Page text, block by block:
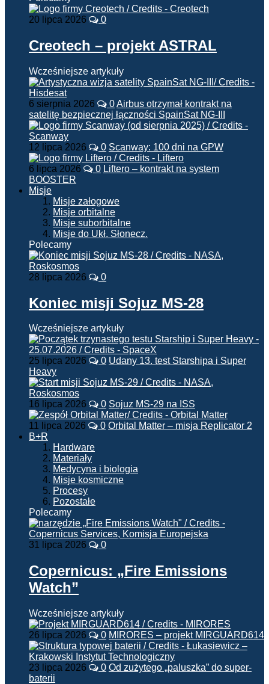
20 lipca 2026 0
Creotech – projekt ASTRAL
Wcześniejsze artykuły
6 sierpnia 2026 0Airbus otrzymał kontrakt na
satelitę bezpiecznej łączności SpainSat NG-III
12 lipca 2026 0 Scanway: 100 dni na GPW
6 lipca 2026 0 Liftero – kontrakt na system
BOOSTER
Misje
Misje załogowe
Misje orbitalne
Misje suborbitalne
Misje do Ukł. Słonecz.
Polecamy
28 lipca 2026 0
Koniec misji Sojuz MS-28
Wcześniejsze artykuły
25 lipca 2026 0 Udany 13. test Starshipa i Super
Heavy
16 lipca 2026 0 Sojuz MS-29 na ISS
11 lipca 2026 0 Orbital Matter – misja Replicator 2
B+R
Hardware
Materiały
Medycyna i biologia
Misje kosmiczne
Procesy
Pozostałe
Polecamy
31 lipca 2026 0
Copernicus: „Fire Emissions
Watch”
Wcześniejsze artykuły
26 lipca 2026 0 MIRORES – projekt MIRGUARD614
23 lipca 2026 0 Od zużytego „paluszka” do super-
baterii